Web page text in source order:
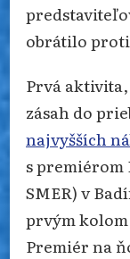
obrátilo
Prvá
zásah do
najvyšších
s premiérom
SMER) v
prvým
Premiér na